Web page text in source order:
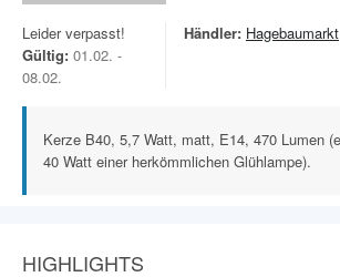
Leider verpasst!
Gültig: 01.02. -
08.02.
Händler: Hagebaumarkt
Kerze B40, 5,7 Watt, matt, E14, 470 Lumen
40 Watt einer herkömmlichen Glühlampe).
HIGHLIGHTS